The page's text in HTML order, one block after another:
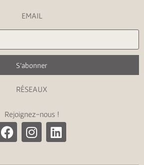
EMAIL
S'abonner
RÉSEAUX
Rejoignez-nous !